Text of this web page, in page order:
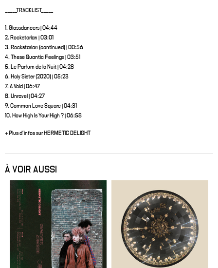
_____TRACKLIST_____
1. Glassdancers | 04:44
2. Rockstarları | 03:01
3. Rockstarları (continued) | 00:56
4. These Quantic Feelings | 03:51
5. Le Parfum de la Nuit | 04:28
6. Holy Sister (2020) | 05:23
7. A Void | 06:47
8. Unravel | 04:27
9. Common Love Square | 04:31
10. How High Is Your High ? | 06:58
+ Plus d'infos sur HERMETIC DELIGHT
À VOIR AUSSI